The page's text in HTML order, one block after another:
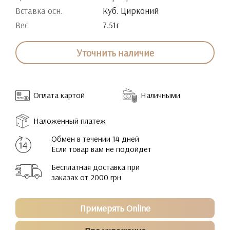
Вставка осн.
Куб. Цирконий
Вес
7.51г
Уточнить наличие
Оплата картой Наличными
Наложенный платеж
Обмен в течении 14 дней
Если товар вам не подойдет
Бесплатная доставка при
заказах от 2000 грн
Примерять Online